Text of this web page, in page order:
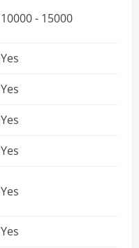
10000 - 15000
Yes
Yes
Yes
Yes
Yes
Yes